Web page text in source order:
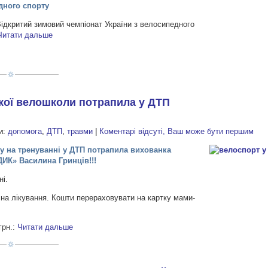
спорту
зимовий чемпіонат України з велосипедного
дальше
велошколи потрапила у ДТП
допомога ДТП ,травми | Коментарі відсуті, Ваш може бути першим
на тренуванні у ДТП потрапила вихованка
Василина Гринців!!!
лікування. Кошти перераховувати на картку мами-
Читати дальше